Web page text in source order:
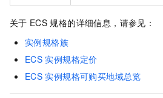
关于 ECS 规格的详细信息，请参见：
实例规格族
ECS 实例规格定价
ECS 实例规格可购买地域总览